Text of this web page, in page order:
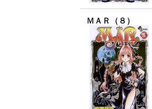
ＭＡＲ（８）